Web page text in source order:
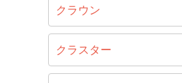
クラウン
クラスター